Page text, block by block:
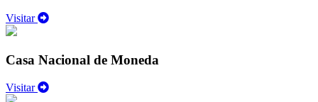
Visitar
Casa Nacional de Moneda
Visitar